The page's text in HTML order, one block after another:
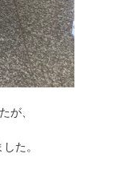
が、
た。